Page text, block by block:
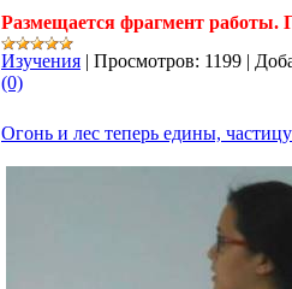
Размещается фрагмент работы.
Изучения | Просмотров: 1199 |
(0)
Огонь и лес теперь едины,